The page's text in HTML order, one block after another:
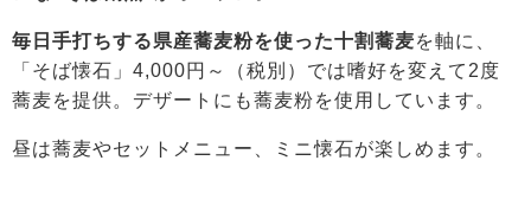
毎日手打ちする県産蕎麦粉を使った十割蕎麦を軸に、
「そば懐石」4,000円～（税別）では嗜好を変えて2度
蕎麦を提供。デザートにも蕎麦粉を使用しています。
昼は蕎麦やセットメニュー、ミニ懐石が楽しめます。